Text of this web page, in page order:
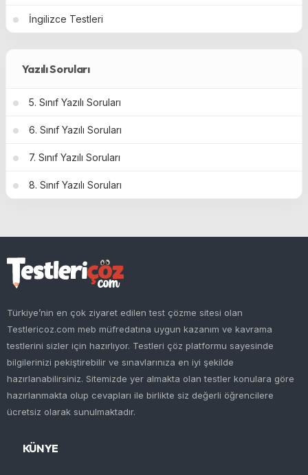
İngilizce Testleri
Yazılı Soruları
5. Sınıf Yazılı Soruları
6. Sınıf Yazılı Soruları
7. Sınıf Yazılı Soruları
8. Sınıf Yazılı Soruları
Türkiye’nin en çok ziyaret edilen test çözme sitesi olan
Testlericoz.com meb müfredatına uygun kazanım ve kavrama
testlerini sizler için hazırlıyor. Testleri çöz platformu sayesinde
bilgilerinizi pekiştirebilir ve sınavlarınıza en iyi şekilde
hazırlanabilirsiniz. Sitemizde yer almakta olan testler konulara göre
hazırlanmakta olup cevapları ile birlikte siz değerli öğrencilere
ücretsiz olarak sunulmaktadır.
KÜNYE